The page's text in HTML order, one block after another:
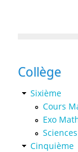
Collège
Sixième
Cours
Exo
Cinquième